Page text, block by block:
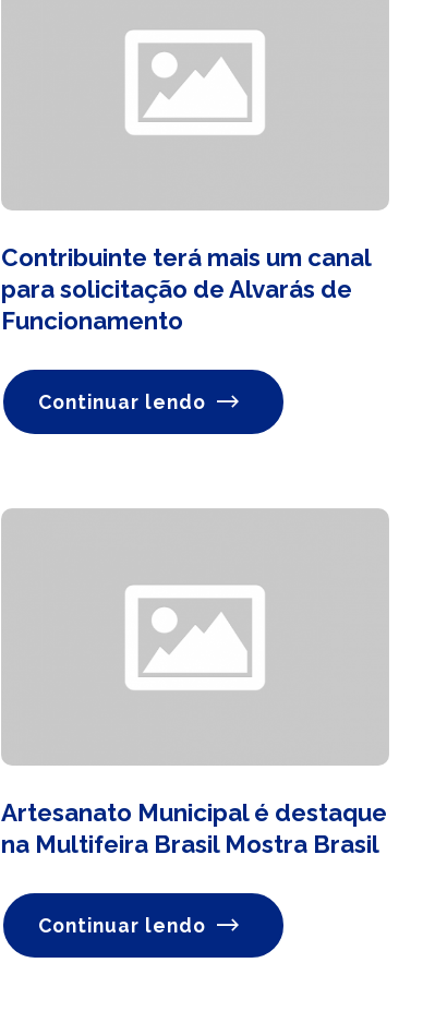
Contribuinte terá mais um canal
para solicitação de Alvarás de
Funcionamento
Continuar lendo
Artesanato Municipal é destaque
na Multifeira Brasil Mostra Brasil
Continuar lendo